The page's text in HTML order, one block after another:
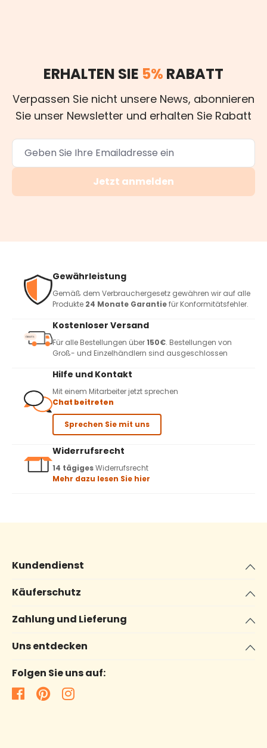
ERHALTEN SIE 5% RABATT
Verpassen Sie nicht unsere News, abonnieren
Sie unser Newsletter und erhalten Sie Rabatt
Jetzt anmelden
Gewährleistung
Gemäß dem Verbrauchergesetz gewähren wir auf alle
Produkte 24 Monate Garantiefür Konformitätsfehler.
Kostenloser Versand
Für alle Bestellungen über150€. Bestellungen von
Groß- und Einzelhändlern sind ausgeschlossen
Hilfe und Kontakt
Mit einem Mitarbeiter jetzt sprechen
Chat beitreten
Sprechen Sie mit uns
Widerrufsrecht
14 tägigesWiderrufsrecht
Mehr dazu lesen Sie hier
Kundendienst
Käuferschutz
Zahlung und Lieferung
Uns entdecken
Folgen Sie uns auf: